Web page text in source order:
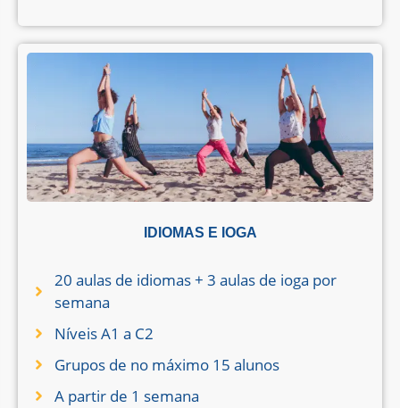
IDIOMAS E IOGA
20 aulas de idiomas + 3 aulas de ioga por
semana
Níveis A1 a C2
Grupos de no máximo 15 alunos
A partir de 1 semana